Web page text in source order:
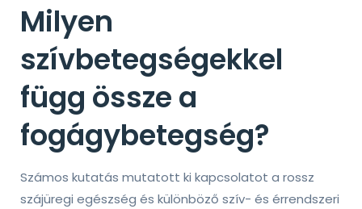
Milyen
szívbetegségekkel
függ össze a
fogágybetegség?
Számos kutatás mutatott ki kapcsolatot a rossz
szájüregi egészség és különböző szív- és érrendszeri